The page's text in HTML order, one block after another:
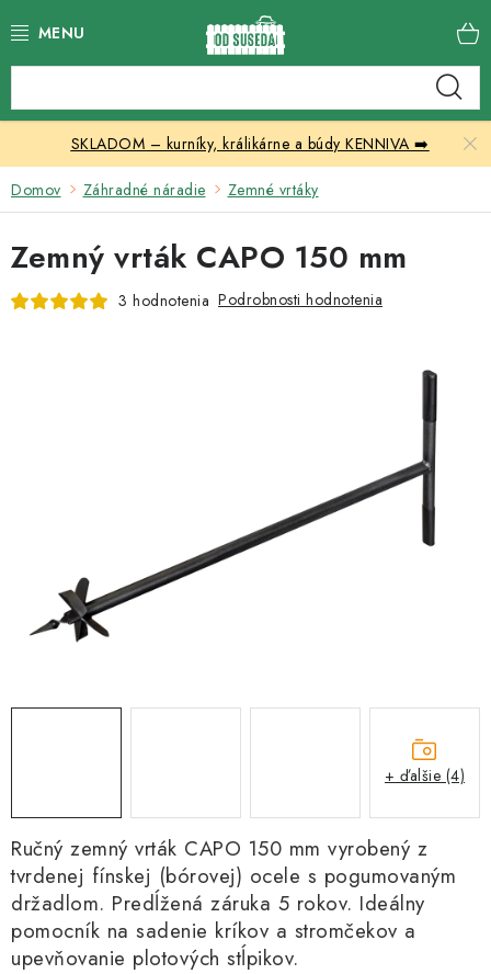
na
Skleníky
Nábytok
Chovateľské potreby
SKLADOM – kurníky, králikárne a búdy KENNIVA ➡️
Domov Záhradné náradie Zemné vrtáky
Ručný zemný vrták CAPO 150 mm vyrobený z
tvrdenej fínskej (bórovej) ocele s pogumovaným
držadlom. Predĺžená záruka 5 rokov. Ideálny
pomocník na sadenie kríkov a stromčekov a
upevňovanie plotových stĺpikov.
Zemný vrták CAPO 150 mm
3 hodnotenia Podrobnosti hodnotenia
+ ďalšie (4)